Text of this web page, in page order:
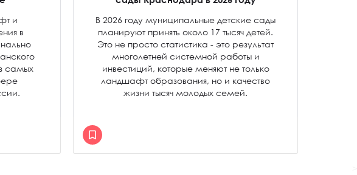
и
в
самых
В 2026 году муниципальные детские сады
планируют принять около 17 тысяч детей.
Это не просто статистика - это результат
многолетней системной работы и
инвестиций, которые меняют не только
ландшафт образования, но и качество
жизни тысяч молодых семей.